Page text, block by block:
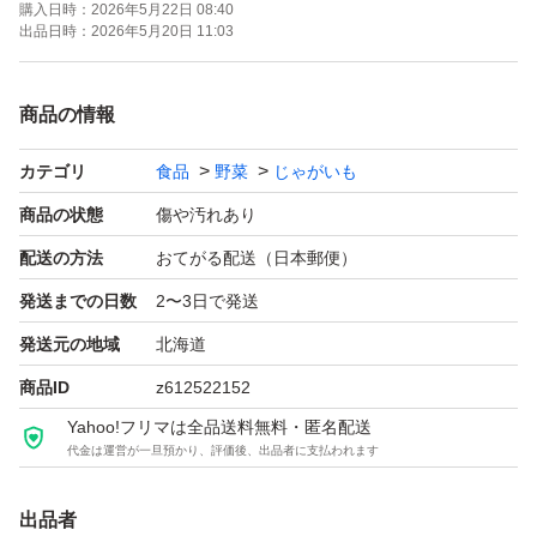
・擦れ
・黒あざなどいも肌が悪い
・切り傷
・小さい
などの理由で、市場出荷は不可能な規格です。
形を気にせず、また傷んでいる部分を包丁やピーラーで多
めに取り除けば、普通のじゃがいもと変わりません！
調理の手間がかかる分、普通よりお安くしております。
すめです！
購入日時： 2026年5月22日 08:40
出品日時： 2026年5月20日 11:03
商品の情報
カテゴリ 食品 野菜 じゃがいも
商品の状態 傷や汚れあり
配送の方法 おてがる配送（日本郵便）
発送までの日数 2〜3日で発送
発送元の地域 北海道
商品ID z612522152
Yahoo!フリマは全品送料無料・匿名配送
代金は運営が一旦預かり、評価後、出品者に支払われます
出品者